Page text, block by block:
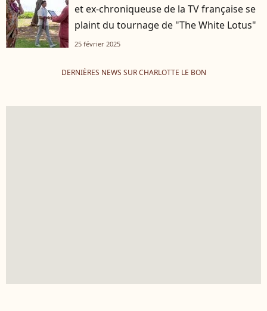
et ex-chroniqueuse de la TV française se
plaint du tournage de "The White Lotus"
25 février 2025
DERNIÈRES NEWS SUR CHARLOTTE LE BON